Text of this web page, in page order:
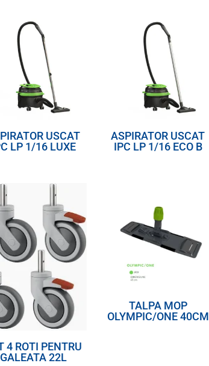
USCAT
LP 1/16 LUXE
ASPIRATOR USCAT
IPC LP 1/16 ECO B
4 ROTI PENTRU
GALEATA 22L
TALPA MOP
OLYMPIC/ONE 40CM